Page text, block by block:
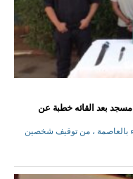
مسجد بعد القائه خطبة عن
بالعاصمة ، من توقيف شخصين